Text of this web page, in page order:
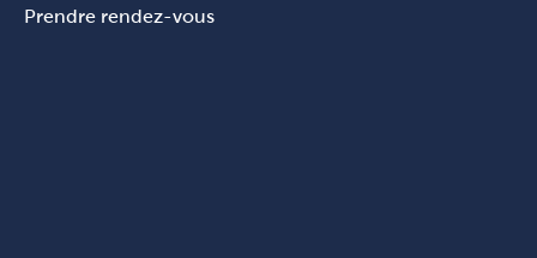
Prendre rendez-vous